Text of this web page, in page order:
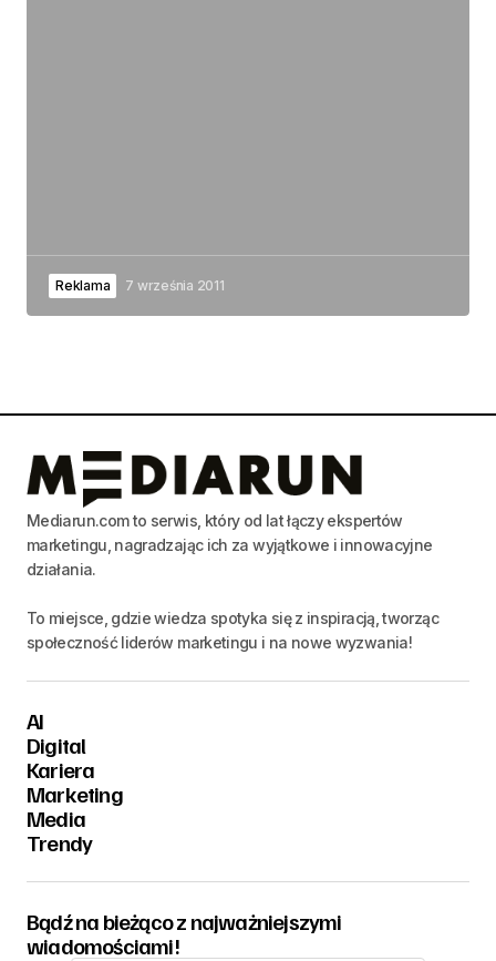
Reklama 7 września 2011
Mediarun.com to serwis, który od lat łączy ekspertów
marketingu, nagradzając ich za wyjątkowe i innowacyjne
działania.
To miejsce, gdzie wiedza spotyka się z inspiracją, tworząc
społeczność liderów marketingu i na nowe wyzwania!
AI
Digital
Kariera
Marketing
Media
Trendy
Bądź na bieżąco z najważniejszymi
wiadomościami!